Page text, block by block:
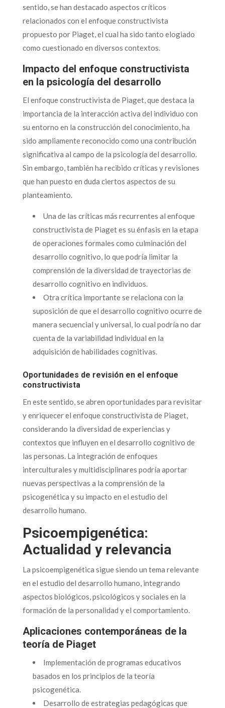
sentido, se han destacado aspectos críticos
relacionados con el enfoque constructivista
propuesto por Piaget, el cual ha sido tanto elogiado
como cuestionado en diversos contextos.
Impacto del enfoque constructivista
en la psicología del desarrollo
El enfoque constructivista de Piaget, que destaca la
importancia de la interacción activa del individuo con
su entorno en la construcción del conocimiento, ha
sido ampliamente reconocido como una contribución
significativa al campo de la psicología del desarrollo.
Sin embargo, también ha recibido críticas y revisiones
que han puesto en duda ciertos aspectos de su
planteamiento.
Una de las críticas más recurrentes al enfoque
constructivista de Piaget es su énfasis en la etapa
de operaciones formales como culminación del
desarrollo cognitivo, lo que podría limitar la
comprensión de la diversidad de trayectorias de
desarrollo cognitivo en individuos.
Otra crítica importante se relaciona con la
suposición de que el desarrollo cognitivo ocurre de
manera secuencial y universal, lo cual podría no dar
cuenta de la variabilidad individual en la
adquisición de habilidades cognitivas.
Oportunidades de revisión en el enfoque
constructivista
En este sentido, se abren oportunidades para revisitar
y enriquecer el enfoque constructivista de Piaget,
considerando la diversidad de experiencias y
contextos que influyen en el desarrollo cognitivo de
las personas. La integración de enfoques
interculturales y multidisciplinares podría aportar
nuevas perspectivas a la comprensión de la
psicogenética y su impacto en el estudio del
desarrollo humano.
Psicoempigenética:
Actualidad y relevancia
La psicoempigenética sigue siendo un tema relevante
en el estudio del desarrollo humano, integrando
aspectos biológicos, psicológicos y sociales en la
formación de la personalidad y el comportamiento.
Aplicaciones contemporáneas de la
teoría de Piaget
Implementación de programas educativos
basados en los principios de la teoría
psicogenética.
Desarrollo de estrategias pedagógicas que